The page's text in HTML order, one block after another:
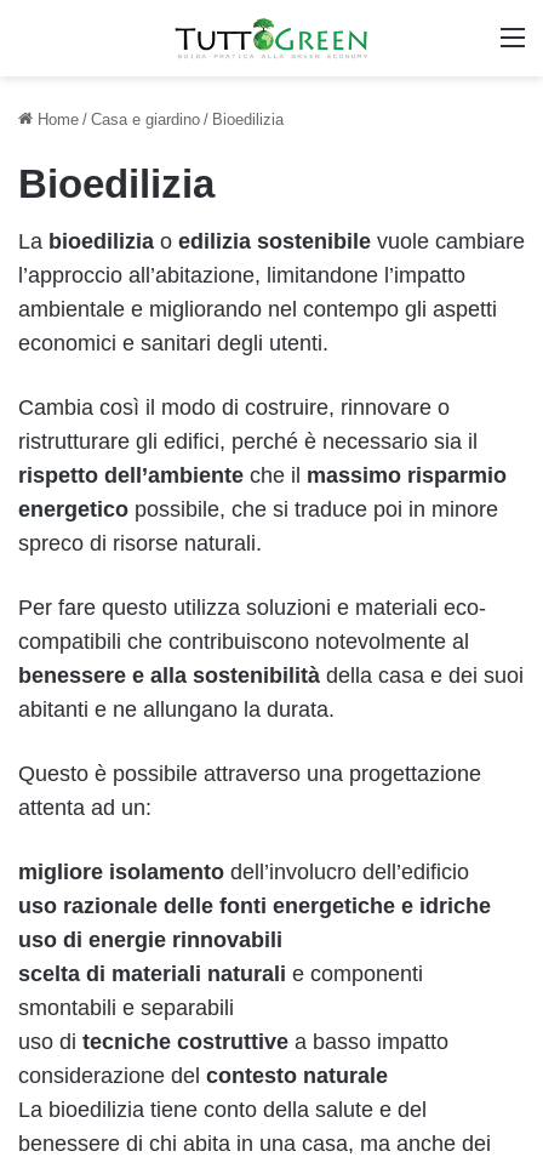
Home / Casa e giardino / Bioedilizia
Bioedilizia
La bioedilizia o edilizia sostenibile vuole cambiare
l’approccio all’abitazione, limitandone l’impatto
ambientale e migliorando nel contempo gli aspetti
economici e sanitari degli utenti.
Cambia così il modo di costruire, rinnovare o
ristrutturare gli edifici, perché è necessario sia il
rispetto dell’ambiente che il massimo risparmio
energetico possibile, che si traduce poi in minore
spreco di risorse naturali.
Per fare questo utilizza soluzioni e materiali eco-
compatibili che contribuiscono notevolmente al
benessere e alla sostenibilità della casa e dei suoi
abitanti e ne allungano la durata.
Questo è possibile attraverso una progettazione
attenta ad un:
migliore isolamento dell’involucro dell’edificio
uso razionale delle fonti energetiche e idriche
uso di energie rinnovabili
scelta di materiali naturali e componenti
smontabili e separabili
uso di tecniche costruttive a basso impatto
considerazione del contesto naturale
La bioedilizia tiene conto della salute e del
benessere di chi abita in una casa, ma anche dei